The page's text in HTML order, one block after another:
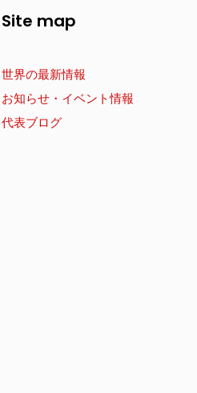
Site map
世界の最新情報
お知らせ・イベント情報
代表ブログ